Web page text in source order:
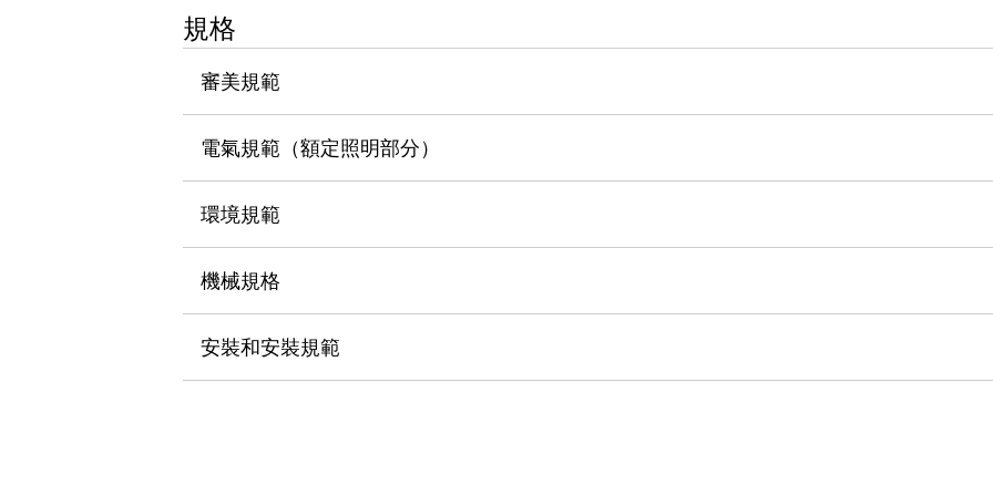
使人機協作更安全、更高效
提高半導體製造裝置設計自由度的方法
瞬間完成開關的更換，避免停機時間拉長
瀏覽全部
規格
審美規範
電氣規範（額定照明部分）
環境規範
機械規格
安裝和安裝規範